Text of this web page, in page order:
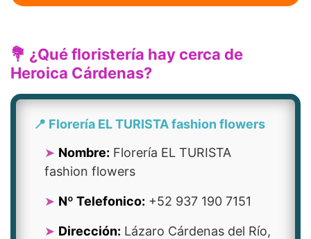
💐 ¿Qué floristería hay cerca de
Heroica Cárdenas?
📍 Florería EL TURISTA fashion flowers
Nombre: Florería EL TURISTA
fashion flowers
Nº Telefonico: +52 937 190 7151
Dirección: Lázaro Cárdenas del Río,